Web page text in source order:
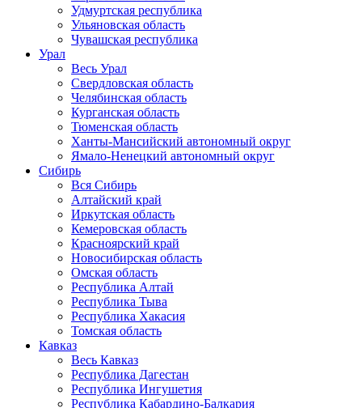
Удмуртская республика
Ульяновская область
Чувашская республика
Урал
Весь Урал
Свердловская область
Челябинская область
Курганская область
Тюменская область
Ханты-Мансийский автономный округ
Ямало-Ненецкий автономный округ
Сибирь
Вся Сибирь
Алтайский край
Иркутская область
Кемеровская область
Красноярский край
Новосибирская область
Омская область
Республика Алтай
Республика Тыва
Республика Хакасия
Томская область
Кавказ
Весь Кавказ
Республика Дагестан
Республика Ингушетия
Республика Кабардино-Балкария